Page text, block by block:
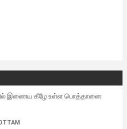
இணைய கீழே உள்ள பொத்தானை